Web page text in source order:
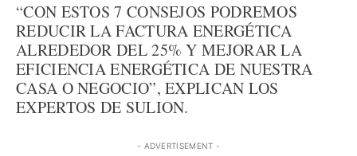
“CON ESTOS 7 CONSEJOS PODREMOS
REDUCIR LA FACTURA ENERGÉTICA
ALREDEDOR DEL 25% Y MEJORAR LA
EFICIENCIA ENERGÉTICA DE NUESTRA
CASA O NEGOCIO”, EXPLICAN LOS
EXPERTOS DE SULION.
- ADVERTISEMENT -